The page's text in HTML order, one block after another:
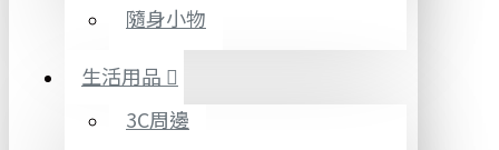
隨身小物
生活用品
3C周邊